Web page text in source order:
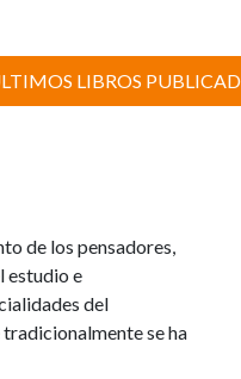
LIBROS
de los pensadores,
estudio e
del
se ha